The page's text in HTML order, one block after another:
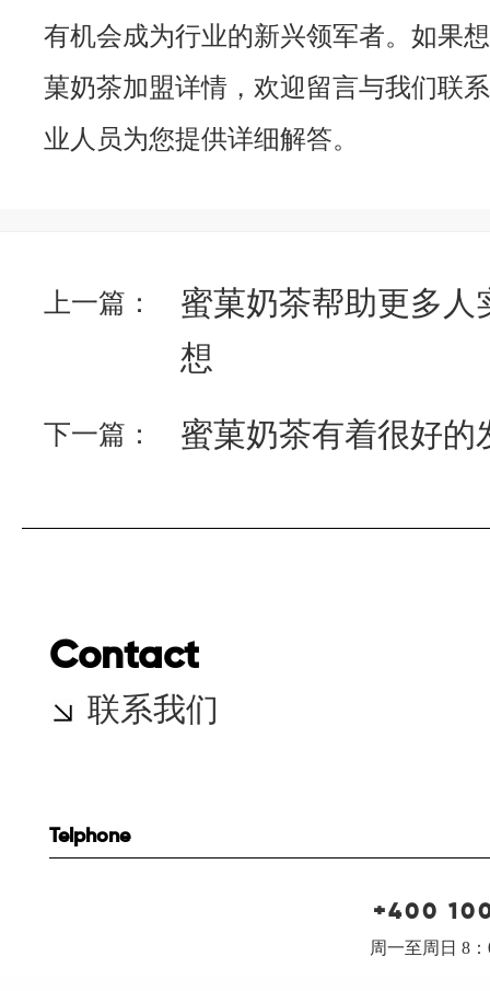
有机会成为行业的新兴领军者。如果
菓奶茶加盟详情，欢迎留言与我们联
业人员为您提供详细解答。
上一篇：
蜜菓奶茶帮助更多人
想
下一篇： 蜜菓奶茶有着很好的
Contact
联系我们
Telphone
+400
周一至周日 8